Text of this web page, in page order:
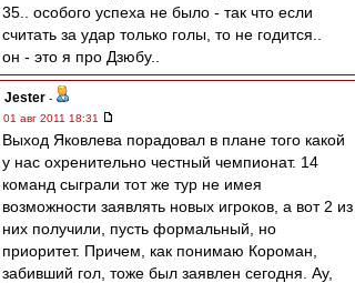
35.. особого успеха не было - так что если
считать за удар только голы, то не годится..
он - это я про Дзюбу..
Jester -
01 авг 2011 18:31
Выход Яковлева порадовал в плане того какой
у нас охренительно честный чемпионат. 14
команд сыграли тот же тур не имея
возможности заявлять новых игроков, а вот 2 из
них получили, пусть формальный, но
приоритет. Причем, как понимаю Короман,
забивший гол, тоже был заявлен сегодня. Ау,